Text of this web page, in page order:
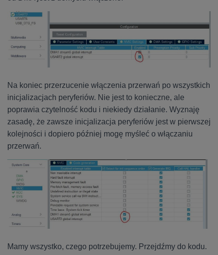
Na koniec przerzucenie włączenia przerwań po wszystkich
inicjalizacjach peryferiów. Nie jest to konieczne, ale
poprawia czytelność kodu i niekiedy działanie. Wyznaję
zasadę, że zawsze inicjalizacja peryferiów jest w pierwszej
kolejności i dopiero później mogę myśleć o włączaniu
przerwań.
Mamy wszystko, czego potrzebujemy. Przejdźmy do kodu.